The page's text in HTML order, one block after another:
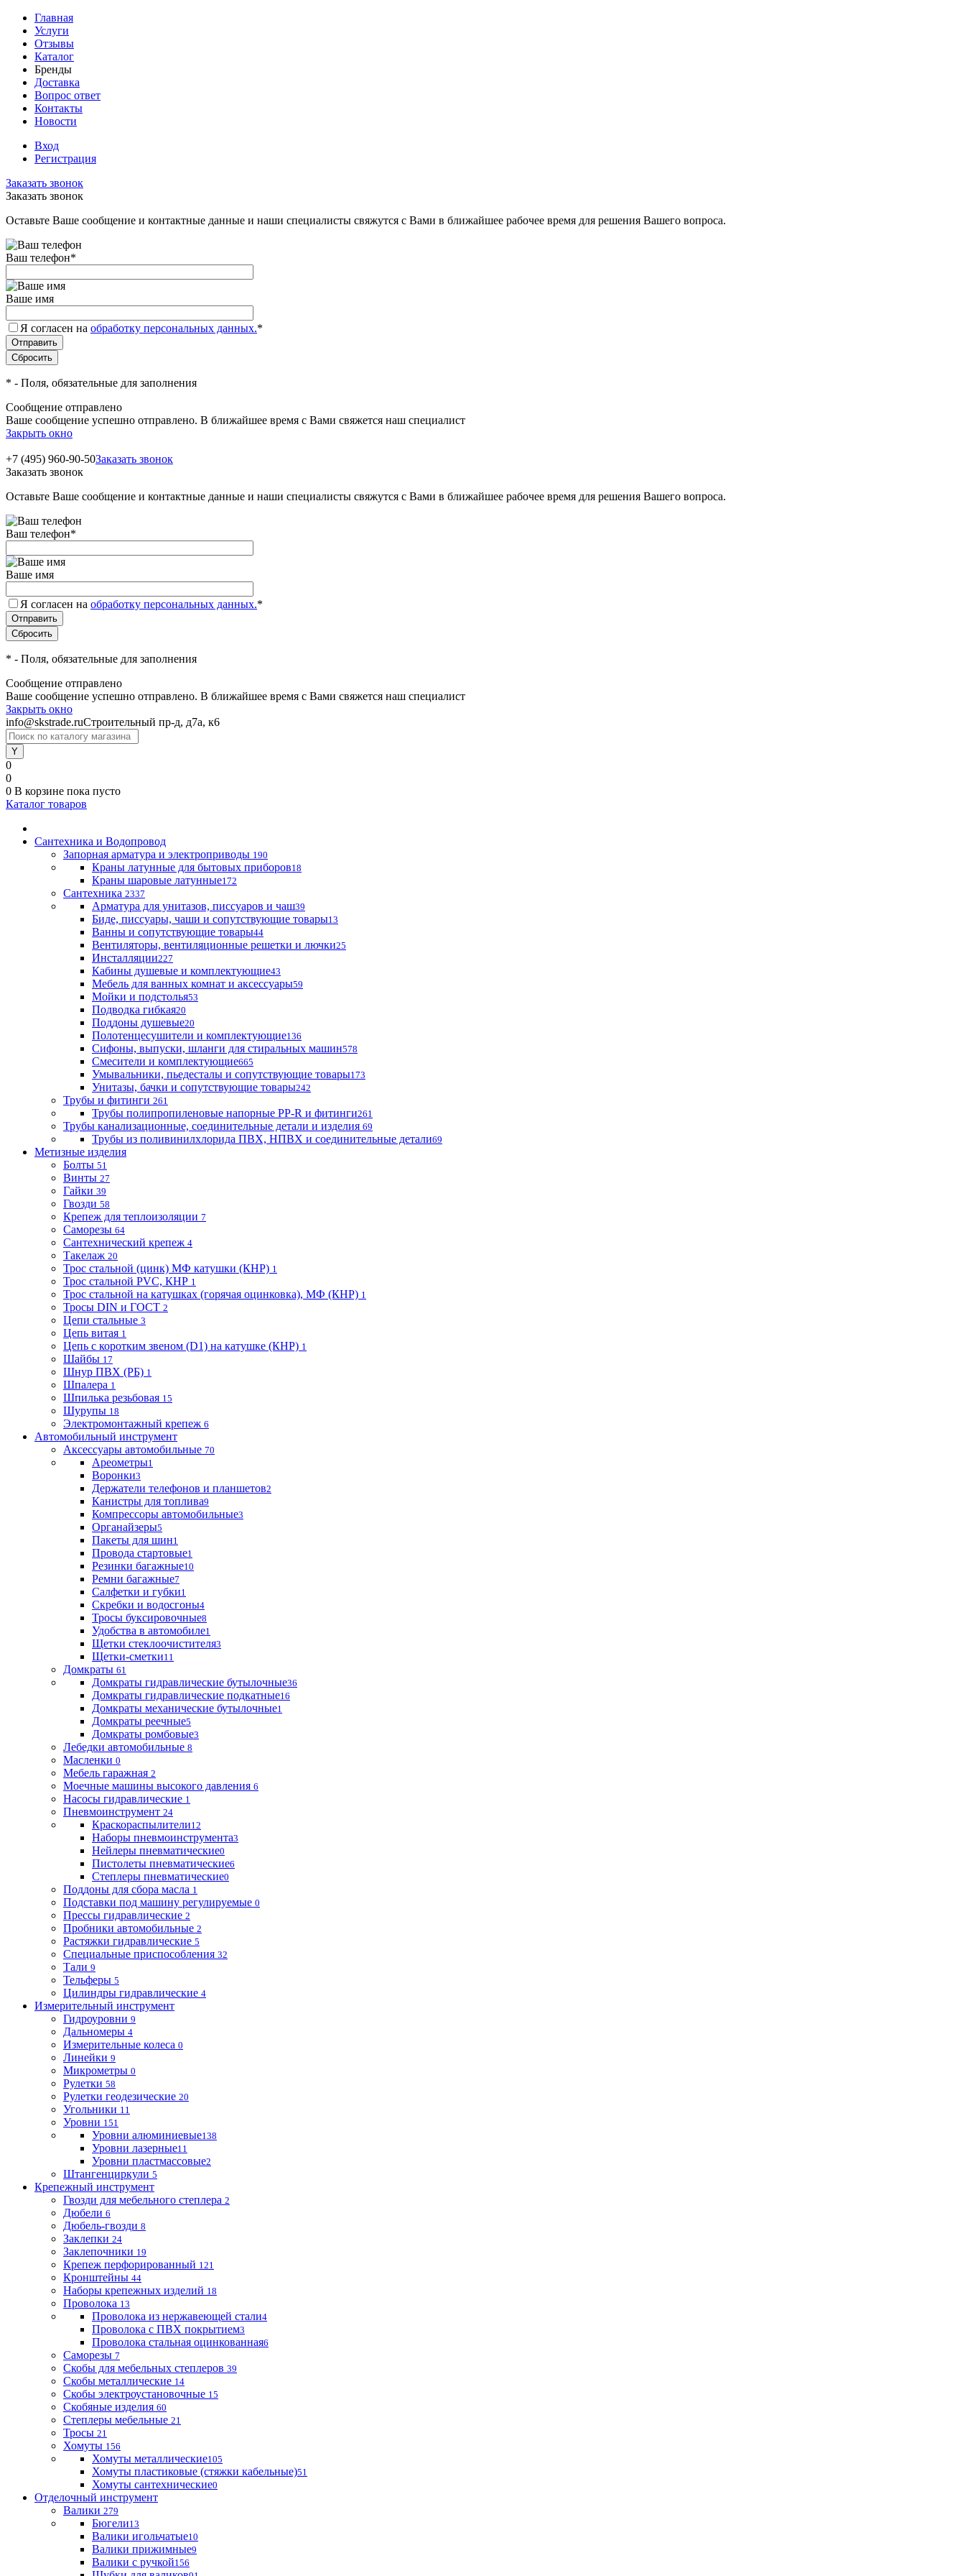
Главная
Услуги
Отзывы
Каталог
Бренды
Доставка
Вопрос ответ
Контакты
Новости
Вход
Регистрация
Заказать звонок
Заказать звонок
Оставьте Ваше сообщение и контактные данные и наши специалисты свяжутся с Вами в ближайшее рабочее время для решения Вашего вопроса.
Ваш телефон*
Ваше имя
Я согласен на обработку персональных данных.*
* - Поля, обязательные для заполнения
Сообщение отправлено
Ваше сообщение успешно отправлено. В ближайшее время с Вами свяжется наш специалист
Закрыть окно
+7 (495) 960-90-50Заказать звонок
Заказать звонок
Оставьте Ваше сообщение и контактные данные и наши специалисты свяжутся с Вами в ближайшее рабочее время для решения Вашего вопроса.
Ваш телефон*
Ваше имя
Я согласен на обработку персональных данных.*
* - Поля, обязательные для заполнения
Сообщение отправлено
Ваше сообщение успешно отправлено. В ближайшее время с Вами свяжется наш специалист
Закрыть окно
info@skstrade.ruСтроительный пр-д, д7а, к6
0
0
0 В корзине пока пусто
Каталог товаров
Сантехника и Водопровод
Запорная арматура и электроприводы 190
Краны латунные для бытовых приборов18
Краны шаровые латунные172
Сантехника 2337
Арматура для унитазов, писсуаров и чаш39
Биде, писсуары, чаши и сопутствующие товары13
Ванны и сопутствующие товары44
Вентиляторы, вентиляционные решетки и лючки25
Инсталляции227
Кабины душевые и комплектующие43
Мебель для ванных комнат и аксессуары59
Мойки и подстолья53
Подводка гибкая20
Поддоны душевые20
Полотенцесушители и комплектующие136
Сифоны, выпуски, шланги для стиральных машин578
Смесители и комплектующие665
Умывальники, пьедесталы и сопутствующие товары173
Унитазы, бачки и сопутствующие товары242
Трубы и фитинги 261
Трубы полипропиленовые напорные PP-R и фитинги261
Трубы канализационные, соединительные детали и изделия 69
Трубы из поливинилхлорида ПВХ, НПВХ и соединительные детали69
Метизные изделия
Болты 51
Винты 27
Гайки 39
Гвозди 58
Крепеж для теплоизоляции 7
Саморезы 64
Сантехнический крепеж 4
Такелаж 20
Трос стальной (цинк) МФ катушки (КНР) 1
Трос стальной PVC, КНР 1
Трос стальной на катушках (горячая оцинковка), МФ (КНР) 1
Тросы DIN и ГОСТ 2
Цепи стальные 3
Цепь витая 1
Цепь с коротким звеном (D1) на катушке (КНР) 1
Шайбы 17
Шнур ПВХ (РБ) 1
Шпалера 1
Шпилька резьбовая 15
Шурупы 18
Электромонтажный крепеж 6
Автомобильный инструмент
Аксессуары автомобильные 70
Ареометры1
Воронки3
Держатели телефонов и планшетов2
Канистры для топлива9
Компрессоры автомобильные3
Органайзеры5
Пакеты для шин1
Провода стартовые1
Резинки багажные10
Ремни багажные7
Салфетки и губки1
Скребки и водосгоны4
Тросы буксировочные8
Удобства в автомобиле1
Щетки стеклоочистителя3
Щетки-сметки11
Домкраты 61
Домкраты гидравлические бутылочные36
Домкраты гидравлические подкатные16
Домкраты механические бутылочные1
Домкраты реечные5
Домкраты ромбовые3
Лебедки автомобильные 8
Масленки 0
Мебель гаражная 2
Моечные машины высокого давления 6
Насосы гидравлические 1
Пневмоинструмент 24
Краскораспылители12
Наборы пневмоинструмента3
Нейлеры пневматические0
Пистолеты пневматические6
Степлеры пневматические0
Поддоны для сбора масла 1
Подставки под машину регулируемые 0
Прессы гидравлические 2
Пробники автомобильные 2
Растяжки гидравлические 5
Специальные приспособления 32
Тали 9
Тельферы 5
Цилиндры гидравлические 4
Измерительный инструмент
Гидроуровни 9
Дальномеры 4
Измерительные колеса 0
Линейки 9
Микрометры 0
Рулетки 58
Рулетки геодезические 20
Угольники 11
Уровни 151
Уровни алюминиевые138
Уровни лазерные11
Уровни пластмассовые2
Штангенциркули 5
Крепежный инструмент
Гвозди для мебельного степлера 2
Дюбели 6
Дюбель-гвозди 8
Заклепки 24
Заклепочники 19
Крепеж перфорированный 121
Кронштейны 44
Наборы крепежных изделий 18
Проволока 13
Проволока из нержавеющей стали4
Проволока с ПВХ покрытием3
Проволока стальная оцинкованная6
Саморезы 7
Скобы для мебельных степлеров 39
Скобы металлические 14
Скобы электроустановочные 15
Скобяные изделия 60
Степлеры мебельные 21
Тросы 21
Хомуты 156
Хомуты металлические105
Хомуты пластиковые (стяжки кабельные)51
Хомуты сантехнические0
Отделочный инструмент
Валики 279
Бюгели13
Валики игольчатые10
Валики прижимные9
Валики с ручкой156